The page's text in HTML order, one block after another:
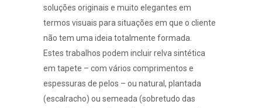
soluções originais e muito elegantes em
termos visuais para situações em que o cliente
não tem uma ideia totalmente formada.
Estes trabalhos podem incluir relva sintética
em tapete – com vários comprimentos e
espessuras de pelos – ou natural , plantada
(escalracho) ou semeada (sobretudo das